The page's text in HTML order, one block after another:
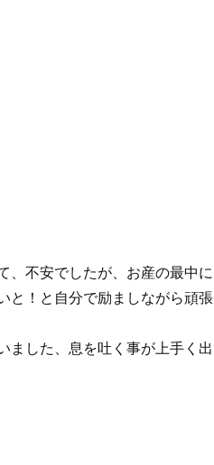
、不安でしたが、お産の最中に
と！と自分で励ましながら頑張
ました、息を吐く事が上手く出